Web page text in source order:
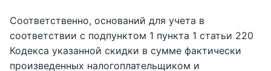
Соответственно, оснований для учета в
соответствии с подпунктом 1 пункта 1 статьи 220
Кодекса указанной скидки в сумме фактически
произведенных налогоплательщиком и